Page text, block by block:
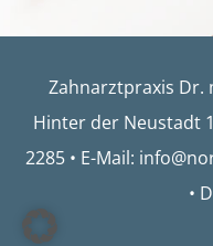
Zahnarztpraxis Dr.
Hinter der Neustadt
2285 • E-Mail:
•